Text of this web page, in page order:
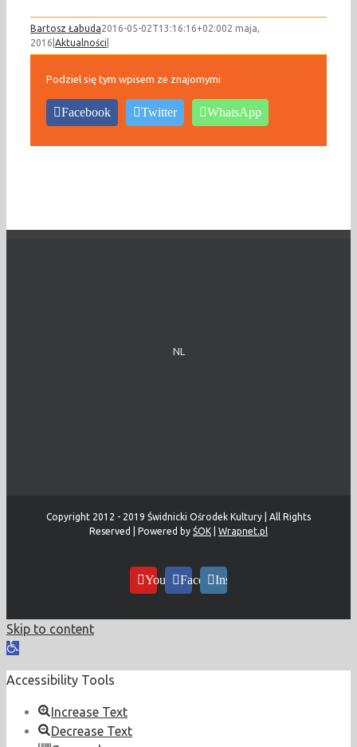
Bartosz Łabuda2016-05-02T13:16:16+02:002 maja,
2016 Aktualności
Podziel się tym wpisem ze znajomymi
Facebook Twitter WhatsApp
NL
Copyright 2012 - 2019 Świdnicki Ośrodek Kultury | All Rights
Reserved | Powered by ŚOK Wrapnet.pl
YouTubeFacebookInstagram
Skip to content
Open
Accessibility Tools
Increase Text
Decrease Text